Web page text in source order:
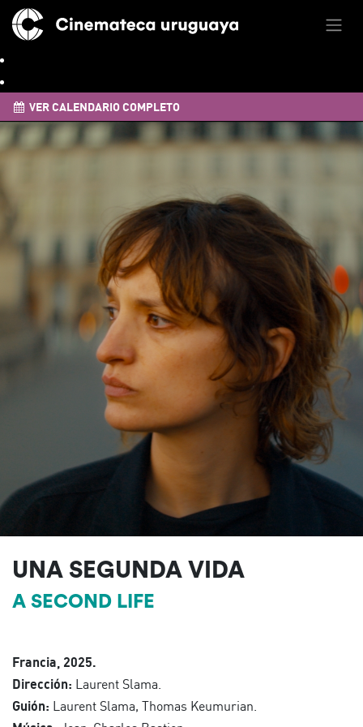
VER CALENDARIO COMPLETO
UNA SEGUNDA VIDA
A SECOND LIFE
Francia, 2025.
Dirección: Laurent Slama.
Guión: Laurent Slama, Thomas Keumurian.